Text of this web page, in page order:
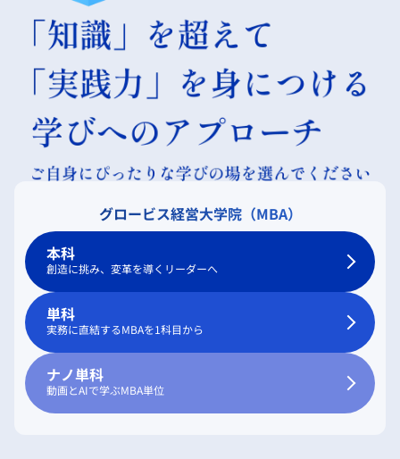
グロービス経営大学院（MBA）
本科
創造に挑み、変革を導くリーダーへ
単科
実務に直結するMBAを1科目から
ナノ単科
動画とAIで学ぶMBA単位